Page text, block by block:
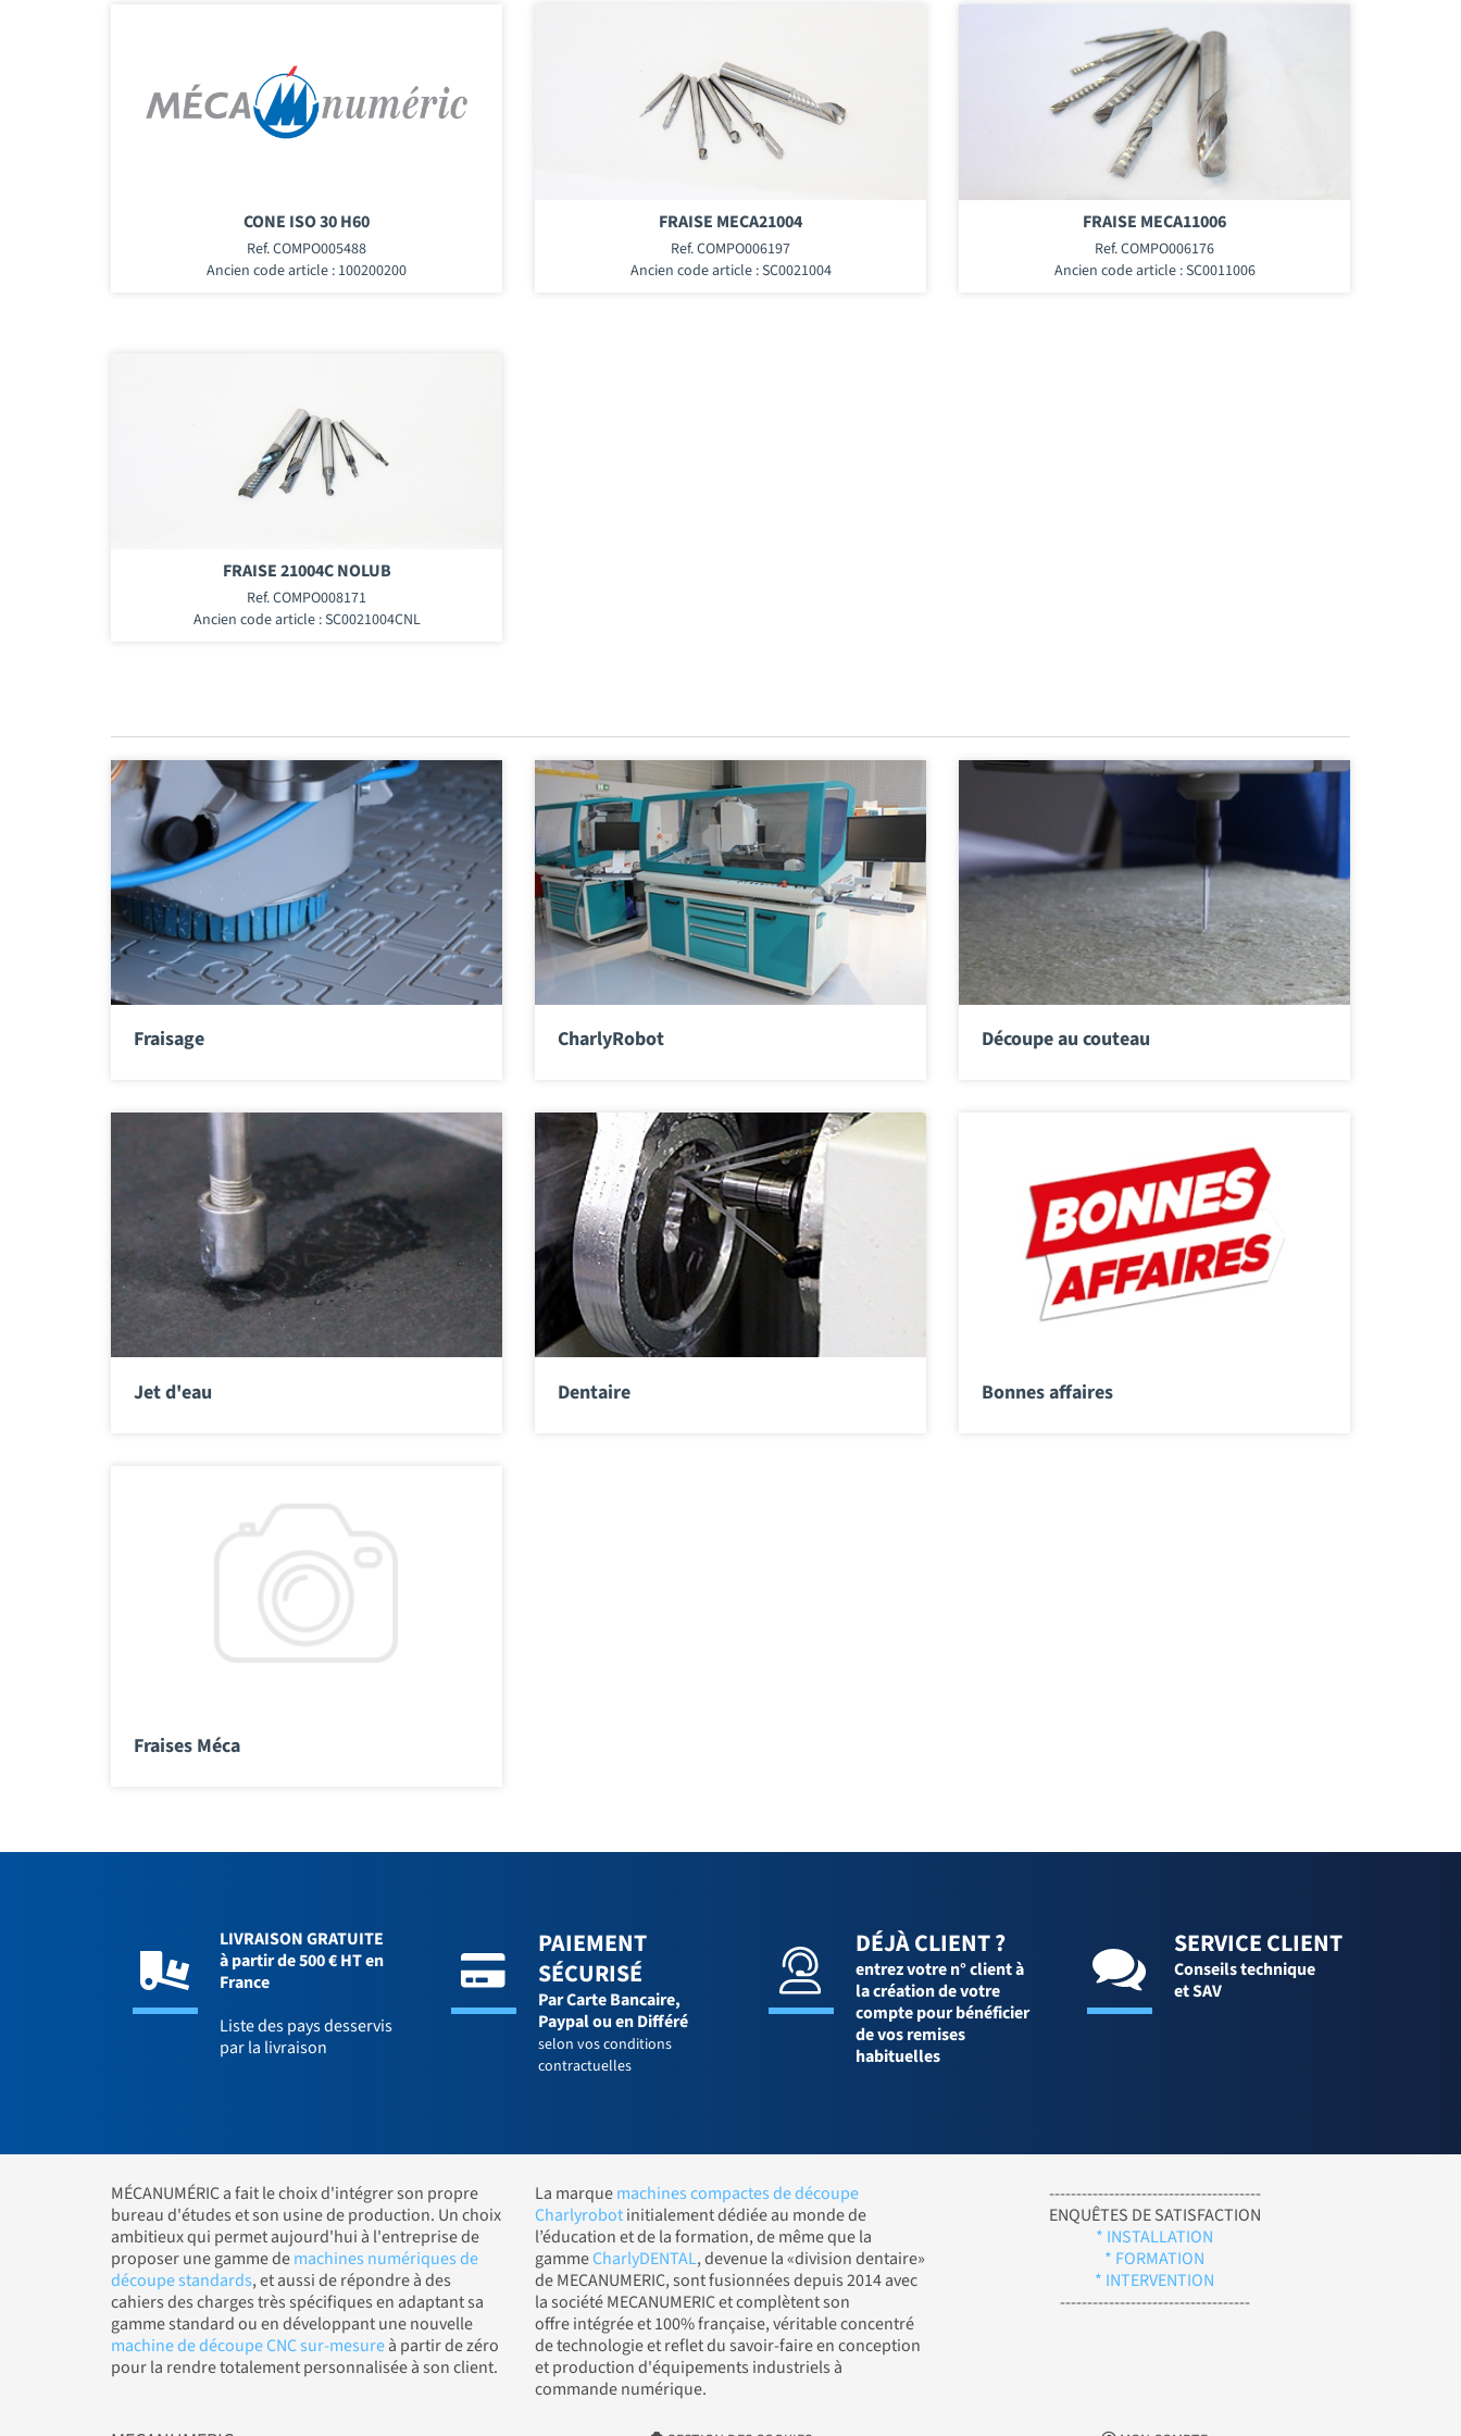
CONE ISO 30 H60
Ref. COMPO005488
Ancien code article : 100200200
FRAISE MECA21004
Ref. COMPO006197
Ancien code article : SC0021004
FRAISE MECA11006
Ref. COMPO006176
Ancien code article : SC0011006
FRAISE 21004C NOLUB
Ref. COMPO008171
Ancien code article : SC0021004CNL
Fraisage CharlyRobot Découpe au couteau
Jet d'eau Dentaire Bonnes affaires
Fraises Méca
LIVRAISON GRATUITE
à partir de 500 € HT en
France
Liste des pays desservis
par la livraison
PAIEMENT
SÉCURISÉ
Par Carte Bancaire,
Paypal ou en Différé
selon vos conditions
contractuelles
DÉJÀ CLIENT ?
entrez votre n° client à
la création de votre
compte pour bénéficier
de vos remises
habituelles
SERVICE CLIENT
Conseils technique
et SAV
MÉCANUMÉRIC a fait le choix d'intégrer son propre
bureau d'études et son usine de production. Un choix
ambitieux qui permet aujourd'hui à l'entreprise de
proposer une gamme demachines numériques de
découpe standards, et aussi de répondre à des
cahiers des charges très spécifiques en adaptant sa
gamme standard ou en développant une nouvelle
machine de découpe CNC sur-mesureà partir de zéro
pour la rendre totalement personnalisée à son client.
La marquemachines compactes de découpe
Charlyrobotinitialement dédiée au monde de
l’éducation et de la formation, de même que la
gammeCharlyDENTAL, devenue la «division dentaire»
de MECANUMERIC, sont fusionnées depuis 2014 avec
la société MECANUMERIC et complètent son
offre intégrée et 100% française, véritable concentré
de technologie et reflet du savoir-faire en conception
et production d'équipements industriels à
commande numérique.
---------------------------------------
ENQUÊTES DE SATISFACTION
* INSTALLATION
* FORMATION
* INTERVENTION
-----------------------------------